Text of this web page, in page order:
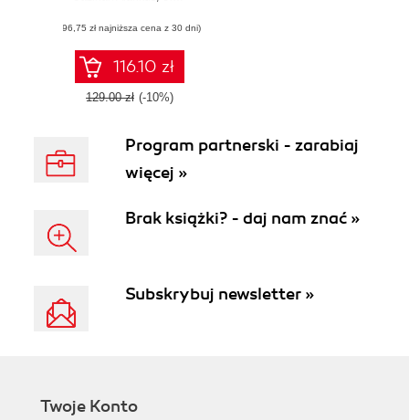
(96,75 zł najniższa cena z 30 dni)
116.10 zł
129.00 zł (-10%)
Program partnerski - zarabiaj
więcej »
Brak książki? - daj nam znać »
Subskrybuj newsletter »
Twoje Konto